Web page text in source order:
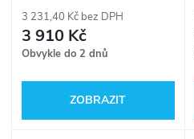
3 231,40 Kč bez DPH
3 910 Kč
Obvykle do 2 dnů
ZOBRAZIT